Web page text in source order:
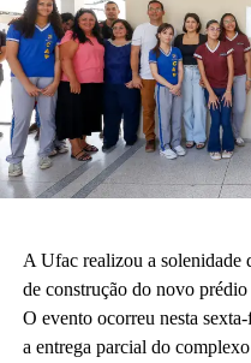
A Ufac realizou a solenidade
de construção do novo
O evento ocorreu nesta
a entrega parcial do